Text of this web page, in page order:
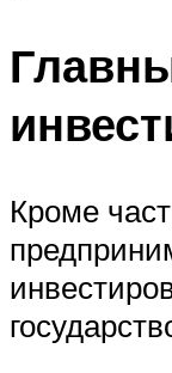
Кроме